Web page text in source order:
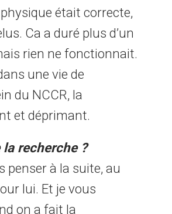
était correcte,
Ca a duré plus d’un
rien ne fonctionnait.
une vie de
du NCCR, la
et déprimant.
recherche ?
penser à la suite, au
lui. Et je vous
on a fait la